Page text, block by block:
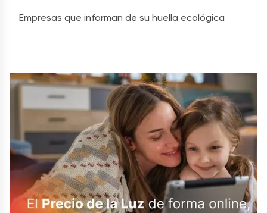
Empresas que informan de su huella ecológica